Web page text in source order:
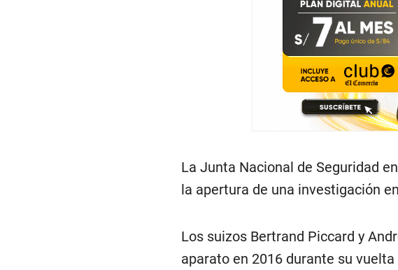
La Junta Nacional de Seguridad
la apertura de una investigación
Los suizos Bertrand Piccard y
aparato en 2016 durante su